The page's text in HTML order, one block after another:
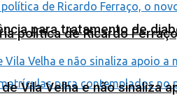
para tratamento de
política de Ricardo
Vila Velha e não sinaliza